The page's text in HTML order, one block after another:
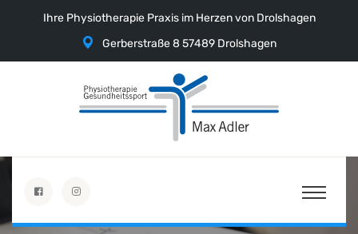
Ihre Physiotherapie Praxis im Herzen von Drolshagen
Gerberstraße 8 57489 Drolshagen